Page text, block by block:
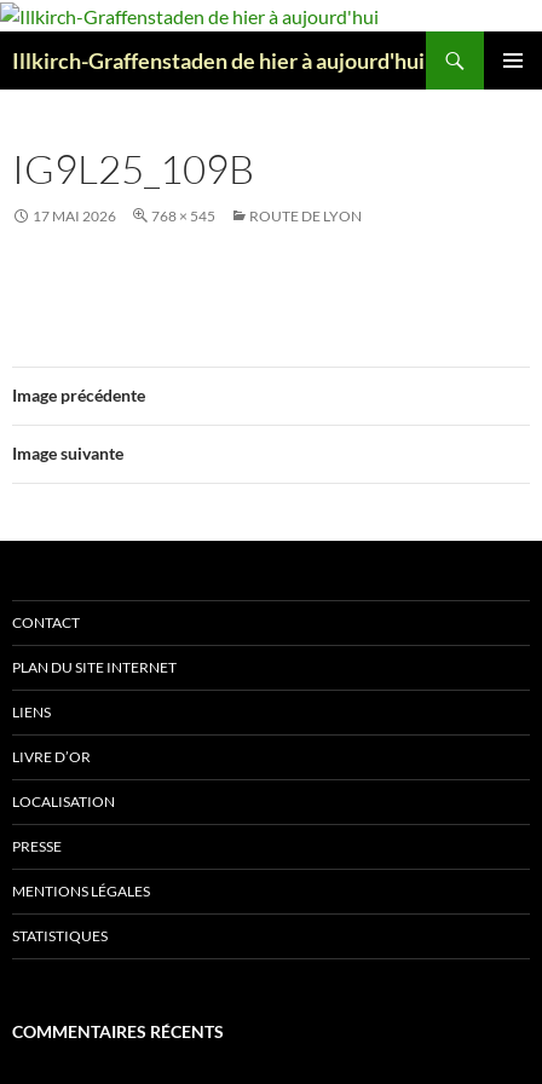
Aller
contenu
Illkirch-Graffenstaden de hier à aujourd'hui
IG9L25_109B
17 MAI 2026 768 × 545 ROUTE DE LYON
Image précédente
Image suivante
CONTACT
PLAN DU SITE INTERNET
LIENS
LIVRE D’OR
LOCALISATION
PRESSE
MENTIONS LÉGALES
STATISTIQUES
COMMENTAIRES RÉCENTS